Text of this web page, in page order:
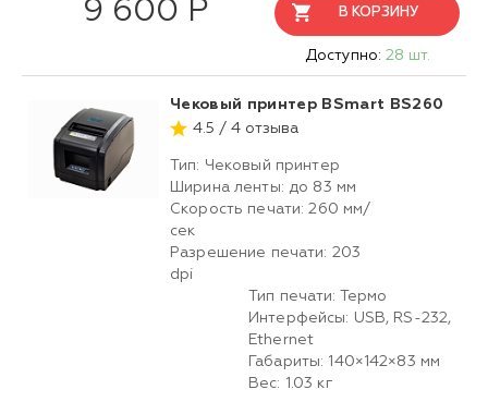
9 600 Р В КОРЗИНУ
Доступно: 28 шт.
Чековый принтер BSmart BS260
4.5 / 4 отзыва
Тип: Чековый принтер
Ширина ленты: до 83 мм
Скорость печати: 260 мм/
сек
Разрешение печати: 203
dpi
Тип печати: Термо
Интерфейсы: USB, RS-232,
Ethernet
Габариты: 140×142×83 мм
Вес: 1.03 кг